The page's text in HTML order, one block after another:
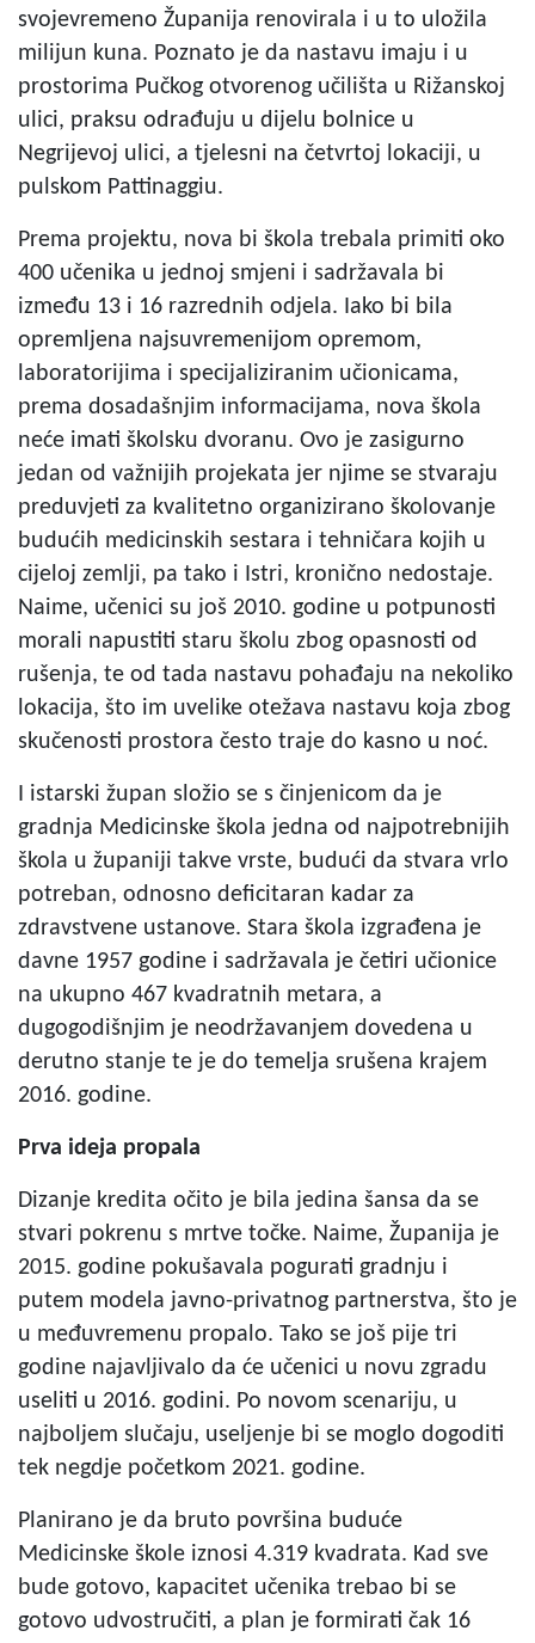
svojevremeno Županija renovirala i u to uložila
milijun kuna. Poznato je da nastavu imaju i u
prostorima Pučkog otvorenog učilišta u Rižanskoj
ulici, praksu odrađuju u dijelu bolnice u
Negrijevoj ulici, a tjelesni na četvrtoj lokaciji, u
pulskom Pattinaggiu.
Prema projektu, nova bi škola trebala primiti oko
400 učenika u jednoj smjeni i sadržavala bi
između 13 i 16 razrednih odjela. Iako bi bila
opremljena najsuvremenijom opremom,
laboratorijima i specijaliziranim učionicama,
prema dosadašnjim informacijama, nova škola
neće imati školsku dvoranu. Ovo je zasigurno
jedan od važnijih projekata jer njime se stvaraju
preduvjeti za kvalitetno organizirano školovanje
budućih medicinskih sestara i tehničara kojih u
cijeloj zemlji, pa tako i Istri, kronično nedostaje.
Naime, učenici su još 2010. godine u potpunosti
morali napustiti staru školu zbog opasnosti od
rušenja, te od tada nastavu pohađaju na nekoliko
lokacija, što im uvelike otežava nastavu koja zbog
skučenosti prostora često traje do kasno u noć.
I istarski župan složio se s činjenicom da je
gradnja Medicinske škola jedna od najpotrebnijih
škola u županiji takve vrste, budući da stvara vrlo
potreban, odnosno deficitaran kadar za
zdravstvene ustanove. Stara škola izgrađena je
davne 1957 godine i sadržavala je četiri učionice
na ukupno 467 kvadratnih metara, a
dugogodišnjim je neodržavanjem dovedena u
derutno stanje te je do temelja srušena krajem
2016. godine.
Prva ideja propala
Dizanje kredita očito je bila jedina šansa da se
stvari pokrenu s mrtve točke. Naime, Županija je
2015. godine pokušavala pogurati gradnju i
putem modela javno-privatnog partnerstva, što je
u međuvremenu propalo. Tako se još pije tri
godine najavljivalo da će učenici u novu zgradu
useliti u 2016. godini. Po novom scenariju, u
najboljem slučaju, useljenje bi se moglo dogoditi
tek negdje početkom 2021. godine.
Planirano je da bruto površina buduće
Medicinske škole iznosi 4.319 kvadrata. Kad sve
bude gotovo, kapacitet učenika trebao bi se
gotovo udvostručiti, a plan je formirati čak 16